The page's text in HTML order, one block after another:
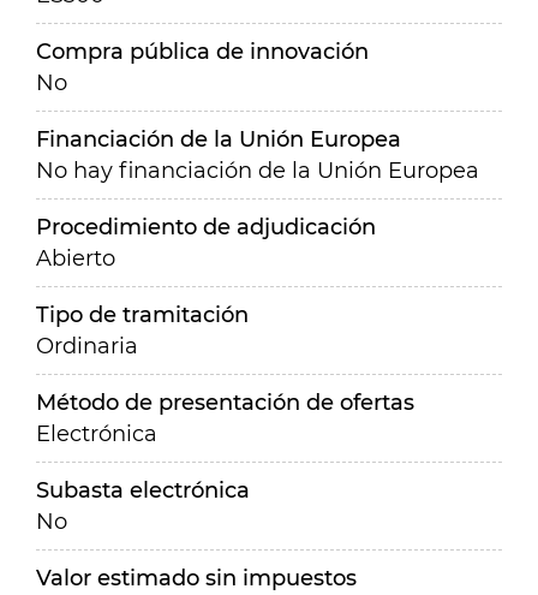
Compra pública de innovación
No
Financiación de la Unión Europea
No hay financiación de la Unión Europea
Procedimiento de adjudicación
Abierto
Tipo de tramitación
Ordinaria
Método de presentación de ofertas
Electrónica
Subasta electrónica
No
Valor estimado sin impuestos